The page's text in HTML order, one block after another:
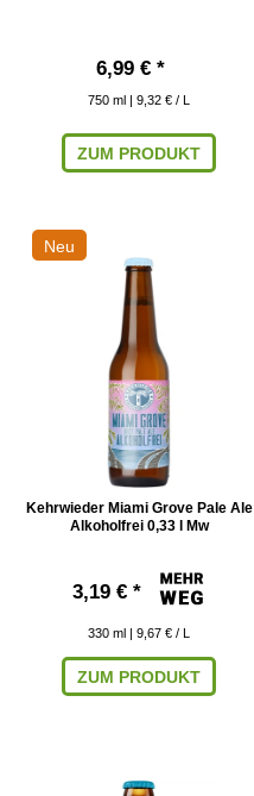
6,99 € *
750 ml | 9,32 € / L
ZUM PRODUKT
Neu
Kehrwieder Miami Grove Pale Ale
Alkoholfrei 0,33 l Mw
3,19 € *
330 ml | 9,67 € / L
ZUM PRODUKT